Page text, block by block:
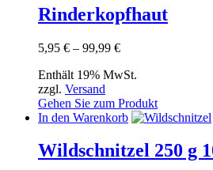
weist
mehrere
auf
der
gewählt
Rinderkopfhaut
5,95 € – 99,99 €Preisspanne:
bis
Enthält 19% MwSt.
zzgl. Versand
Gehen Sie zum Produkt
In den Warenkorb
Wildschnitzel 250 g